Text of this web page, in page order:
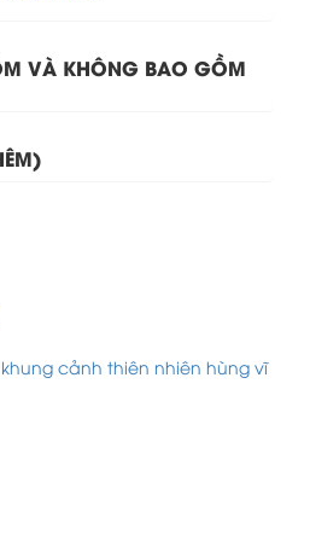
VÀ KHÔNG BAO GỒM
Phú Quốc- KDL...